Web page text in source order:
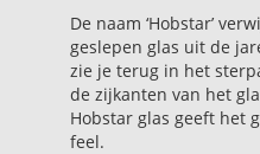
De naam ‘Hobstar’
geslepen glas uit de
zie je terug in het
de zijkanten van het
Hobstar glas geeft het
feel.